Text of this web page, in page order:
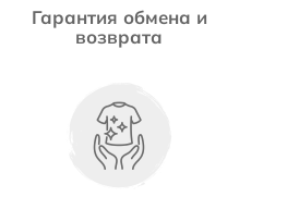
Гарантия обмена и
возврата